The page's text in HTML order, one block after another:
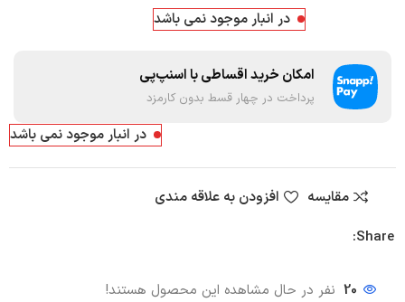
در انبار موجود نمی باشد
امکان خرید اقساطی با اسنپ‌پی
پرداخت در چهار قسط بدون کارمزد
در انبار موجود نمی باشد
مقایسه
افزودن به علاقه مندی
Share:
20 نفر در حال مشاهده این محصول هستند!